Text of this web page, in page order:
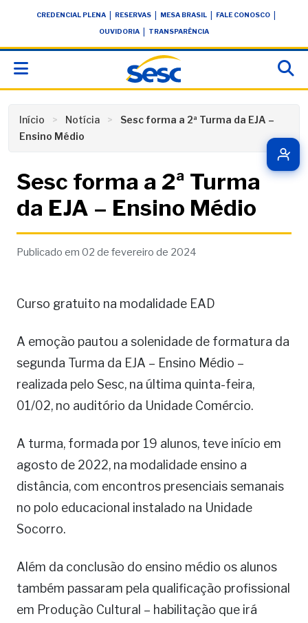
conteúdoCREDENCIAL PLENA RESERVAS MESA BRASIL FALE CONOSCO
OUVIDORIA TRANSPARÊNCIA
Início Notícia
Sesc forma a 2ª Turma da EJA –
Ensino Médio
Sesc forma a 2ª Turma
da EJA – Ensino Médio
Publicado em 02 de fevereiro de 2024
Curso gratuito na modalidade EAD
A emoção pautou a solenidade de formatura da
segunda Turma da EJA – Ensino Médio –
realizada pelo Sesc, na última quinta-feira,
01/02, no auditório da Unidade Comércio.
A turma, formada por 19 alunos, teve início em
agosto de 2022, na modalidade ensino a
distância, com encontros presenciais semanais
no polo educacional instalado na Unidade
Socorro.
Além da conclusão do ensino médio os alunos
também passaram pela qualificação profissional
em Produção Cultural – habilitação que irá